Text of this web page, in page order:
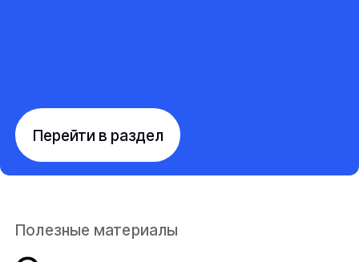
Перейти в раздел
Полезные материалы